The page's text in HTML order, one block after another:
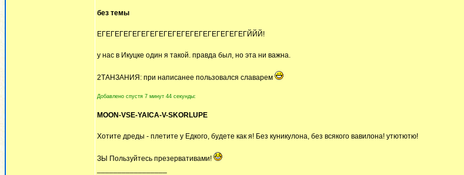
без темы
ЕГЕГЕГЕГЕГЕГЕГЕГЕГЕГЕГЕГЕГЕГЕГЕГЕГЙЙЙ!
у нас в Икуцке один я такой. правда был, но эта ни важна.
2ТАНЗАНИЯ: при написанее пользовался славарем
Добавлено спустя 7 минут 44 секунды:
MOON-VSE-YAICA-V-SKORLUPE
Хотите дреды - плетите у Едкого, будете как я! Без куникулона, без всякого вавилона! утютютю!
ЗЫ Пользуйтесь презервативами!